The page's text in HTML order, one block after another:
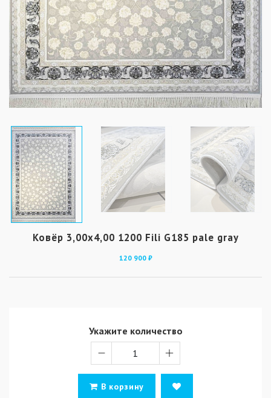
Ковёр 3,00х4,00 1200 Fili G185 pale gray
120 900 ₽
Укажите количество
В корзину